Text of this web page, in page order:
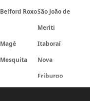
Belford RoxoSão João de
Meriti
Magé
Itaboraí
Mesquita
Nova
Friburgo